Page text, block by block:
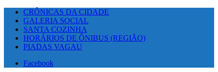
CRÔNICAS DA CIDADE
GALERIA SOCIAL
SANTA COZINHA
HORÁRIOS DE ÔNIBUS (REGIÃO)
PIADAS VAGAU
Facebook